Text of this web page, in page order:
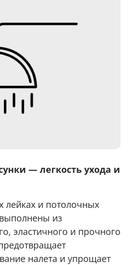
— легкость ухода и
лейках и потолочных
выполнены из
эластичного и прочного
налета и упрощает